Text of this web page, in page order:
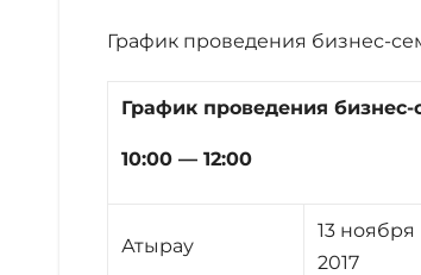
График проведения бизнес-
График проведения
10:00 — 12:00
Атырау
13 ноября
2017